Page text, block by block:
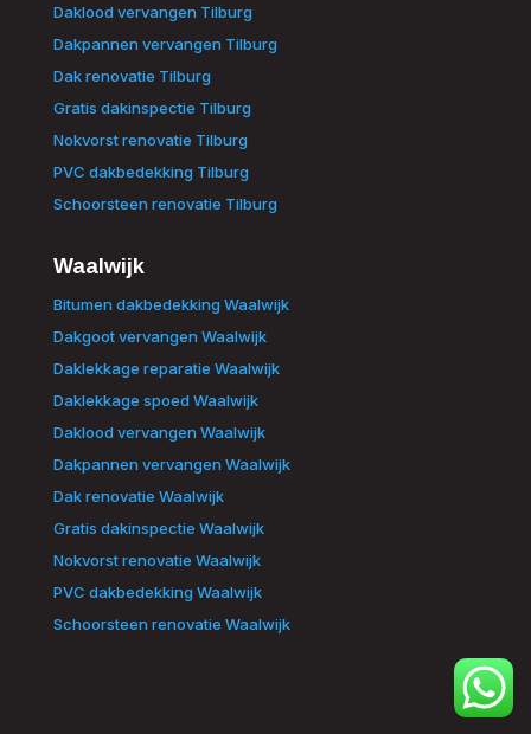
Daklood vervangen Tilburg
Dakpannen vervangen Tilburg
Dak renovatie Tilburg
Gratis dakinspectie Tilburg
Nokvorst renovatie Tilburg
PVC dakbedekking Tilburg
Schoorsteen renovatie Tilburg
Waalwijk
Bitumen dakbedekking Waalwijk
Dakgoot vervangen Waalwijk
Daklekkage reparatie Waalwijk
Daklekkage spoed Waalwijk
Daklood vervangen Waalwijk
Dakpannen vervangen Waalwijk
Dak renovatie Waalwijk
Gratis dakinspectie Waalwijk
Nokvorst renovatie Waalwijk
PVC dakbedekking Waalwijk
Schoorsteen renovatie Waalwijk